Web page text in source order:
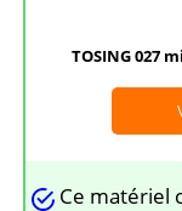
TOSING 027
Ce matériel